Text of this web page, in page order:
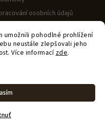
umožnili pohodlné prohlížení
neustále zlepšovali jeho
Více informací zde.
osobních údajů
vyhradené.
Upraviť nastavenie
| DesignShoptak.cz